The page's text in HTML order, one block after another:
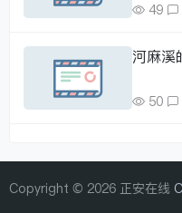
49
河麻溪
50
Copyright © 2026 正安在线